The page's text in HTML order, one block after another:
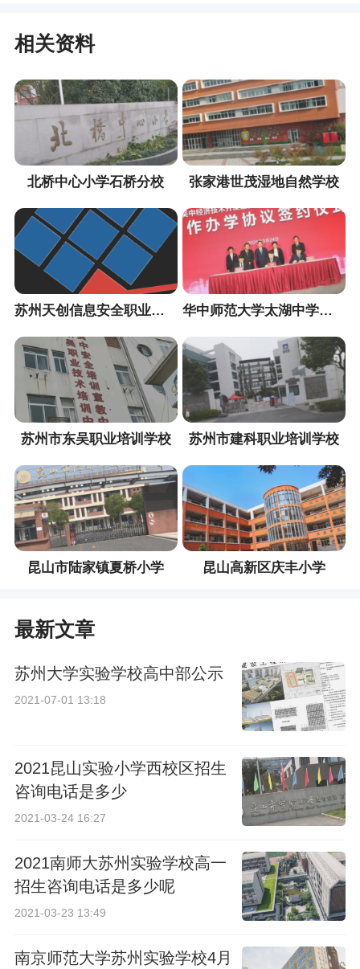
相关资料
北桥中心小学石桥分校 张家港世茂湿地自然学校
苏州天创信息安全职业培训中心 华中师范大学太湖中学（暂定名）
苏州市东吴职业培训学校 苏州市建科职业培训学校
昆山市陆家镇夏桥小学 昆山高新区庆丰小学
最新文章
苏州大学实验学校高中部公示
2021-07-01 13:18
2021昆山实验小学西校区招生
咨询电话是多少
2021-03-24 16:27
2021南师大苏州实验学校高一
招生咨询电话是多少呢
2021-03-23 13:49
南京师范大学苏州实验学校4月